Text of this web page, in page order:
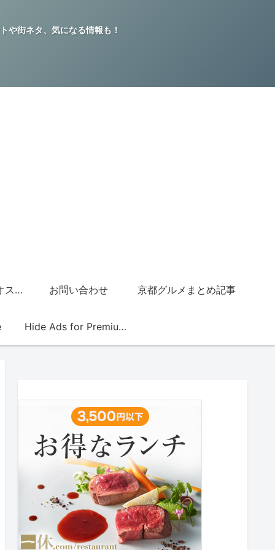
や街ネタ、気になる情報も！
グッチジャパン的オススメ店 お問い合わせ 京都グルメまとめ記事
Hide Ads for Premium Members